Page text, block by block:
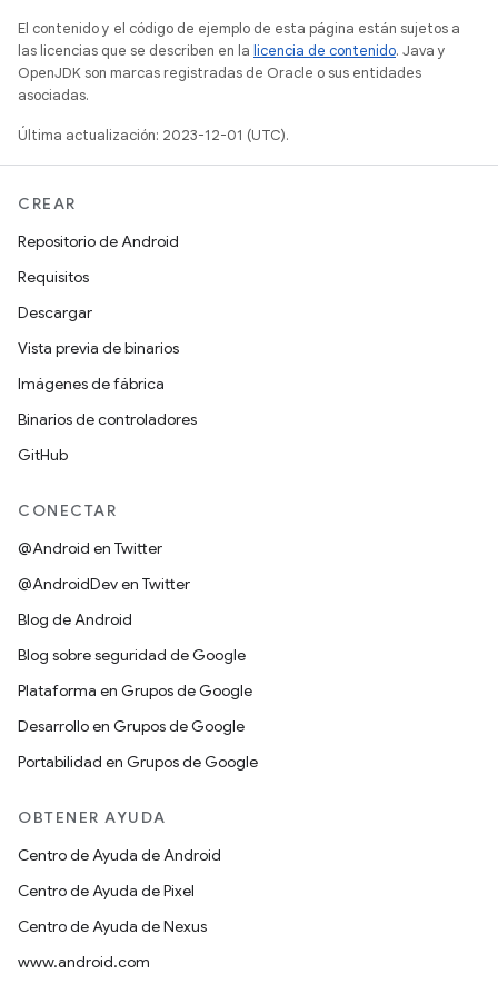
El contenido y el código de ejemplo de esta página están sujetos a
las licencias que se describen en la licencia de contenido. Java y
OpenJDK son marcas registradas de Oracle o sus entidades
asociadas.
Última actualización: 2023-12-01 (UTC).
CREAR
Repositorio de Android
Requisitos
Descargar
Vista previa de binarios
Imágenes de fábrica
Binarios de controladores
GitHub
CONECTAR
@Android en Twitter
@AndroidDev en Twitter
Blog de Android
Blog sobre seguridad de Google
Plataforma en Grupos de Google
Desarrollo en Grupos de Google
Portabilidad en Grupos de Google
OBTENER AYUDA
Centro de Ayuda de Android
Centro de Ayuda de Pixel
Centro de Ayuda de Nexus
www.android.com